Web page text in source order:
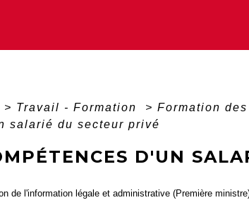
> Travail - Formation > Formation
salarié du secteur privé
D'UN
de l'information légale et administrative (Première